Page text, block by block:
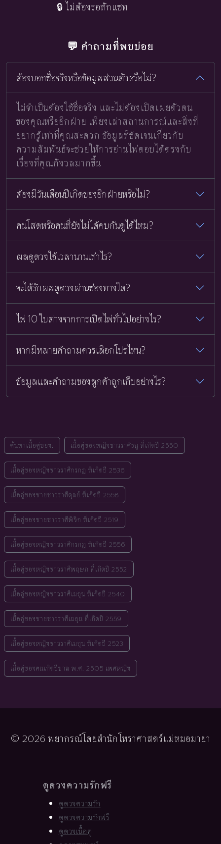
🔒 ไม่ต้องรอทักแชท
💬 คำถามที่พบบ่อย
ต้องบอกชื่อจริงหรือข้อมูลส่วนตัวหรือไม่?
ไม่จำเป็นต้องใช้ชื่อจริง และไม่ต้องเปิดเผยตัวตน
ของคุณหรืออีกฝ่าย เพียงเล่าสถานการณ์และสิ่งที่
อยากรู้เท่าที่คุณสะดวก ข้อมูลที่ชัดเจนเกี่ยวกับ
ความสัมพันธ์จะช่วยให้การอ่านไพ่ตอบได้ตรงกับ
เรื่องที่คุณกังวลมากขึ้น
ต้องมีวันเดือนปีเกิดของอีกฝ่ายหรือไม่?
คนโสดหรือคนที่ยังไม่ได้คบกันดูได้ไหม?
ผลดูดวงใช้เวลานานเท่าไร?
จะได้รับผลดูดวงผ่านช่องทางใด?
ไพ่ 10 ใบต่างจากการเปิดไพ่ทั่วไปอย่างไร?
หากมีหลายคำถามควรเลือกโปรไหน?
ข้อมูลและคำถามของลูกค้าถูกเก็บอย่างไร?
ค้นหาเนื้อคู่ของ: เนื้อคู่ของหญิงชาวราศีธนู ที่เกิดปี 2550
เนื้อคู่ของหญิงชาวราศีกรกฎ ที่เกิดปี 2536
เนื้อคู่ของชายชาวราศีตุลย์ ที่เกิดปี 2558
เนื้อคู่ของชายชาวราศีพิจิก ที่เกิดปี 2519
เนื้อคู่ของหญิงชาวราศีกรกฎ ที่เกิดปี 2556
เนื้อคู่ของหญิงชาวราศีพฤษภ ที่เกิดปี 2552
เนื้อคู่ของหญิงชาวราศีเมถุน ที่เกิดปี 2540
เนื้อคู่ของชายชาวราศีเมถุน ที่เกิดปี 2559
เนื้อคู่ของหญิงชาวราศีเมถุน ที่เกิดปี 2523
เนื้อคู่ของคนเกิดปีขาล พ.ศ. 2505 เพศหญิง
© 2026 พยากรณ์โดยสำนักโหราศาสตร์แม่หมอมายา
ดูดวงความรักฟรี
ดูดวงความรัก
ดูดวงความรักฟรี
ดูดวงเนื้อคู่